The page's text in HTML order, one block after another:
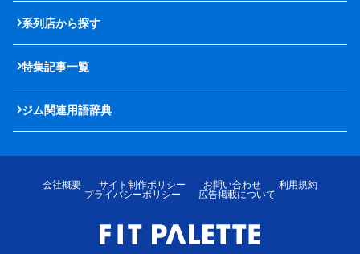
系列店から探す
特集記事一覧
ジム関連用語辞典
会社概要 サイト制作ポリシー お問い合わせ
利用規約
プライバシーポリシー
広告掲載について